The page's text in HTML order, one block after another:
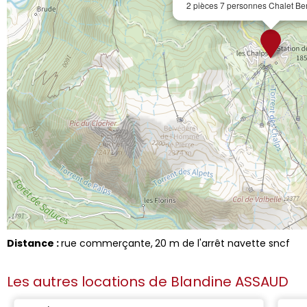
2 pièces 7 personnes Chalet
Distance :rue commerçante 20 m de l'arrêt navette sncf
Les autres locations de Blandine ASSAUD